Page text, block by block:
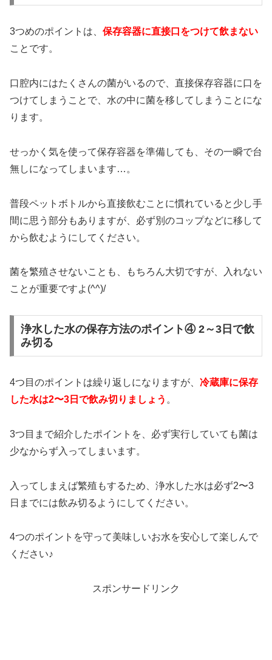
3つめのポイントは、 保存容器に直接口をつけて飲まない
ことです。
口腔内にはたくさんの菌がいるので、直接保存容器に口を
つけてしまうことで、水の中に菌を移してしまうことにな
ります。
せっかく気を使って保存容器を準備しても、その一瞬で台
無しになってしまいます…。
普段ペットボトルから直接飲むことに慣れていると少し手
間に思う部分もありますが、必ず別のコップなどに移して
から飲むようにしてください。
菌を繁殖させないことも、もちろん大切ですが、入れない
ことが重要ですよ(^^)/
浄水した水の保存方法のポイント④ 2～3日で飲
み切る
4つ目のポイントは繰り返しになりますが、 冷蔵庫に保存
した水は2〜3日で飲み切りましょう 。
3つ目まで紹介したポイントを、必ず実行していても菌は
少なからず入ってしまいます。
入ってしまえば繁殖もするため、浄水した水は必ず2〜3
日までには飲み切るようにしてください。
4つのポイントを守って美味しいお水を安心して楽しんで
ください♪
スポンサードリンク